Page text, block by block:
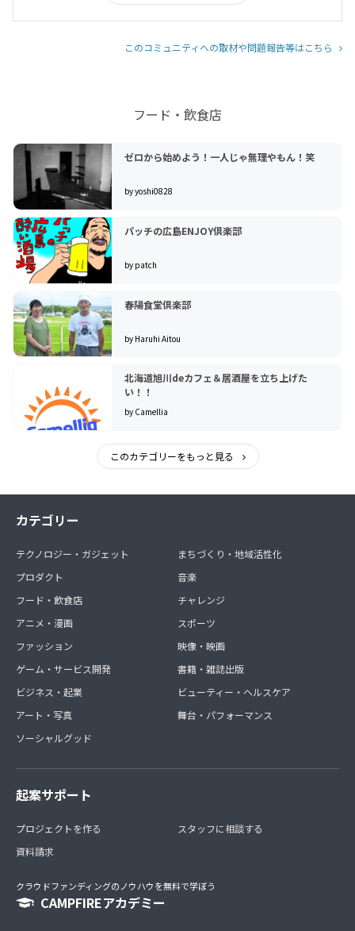
このコミュニティへの取材や問題報告等はこちら
フード・飲食店
ゼロから始めよう！一人じゃ無理やもん！笑
by yoshi0828
パッチの広島ENJOY倶楽部
by patch
春陽食堂倶楽部
by Haruhi Aitou
北海道旭川deカフェ＆居酒屋を立ち上げた
い！！
by Camellia
このカテゴリーをもっと見る
カテゴリー
テクノロジー・ガジェット
プロダクト
フード・飲食店
アニメ・漫画
ファッション
ゲーム・サービス開発
ビジネス・起業
アート・写真
ソーシャルグッド
まちづくり・地域活性化
音楽
チャレンジ
スポーツ
映像・映画
書籍・雑誌出版
ビューティー・ヘルスケア
舞台・パフォーマンス
起案サポート
プロジェクトを作る
資料請求
スタッフに相談する
クラウドファンディングのノウハウを無料で学ぼう
CAMPFIREアカデミー